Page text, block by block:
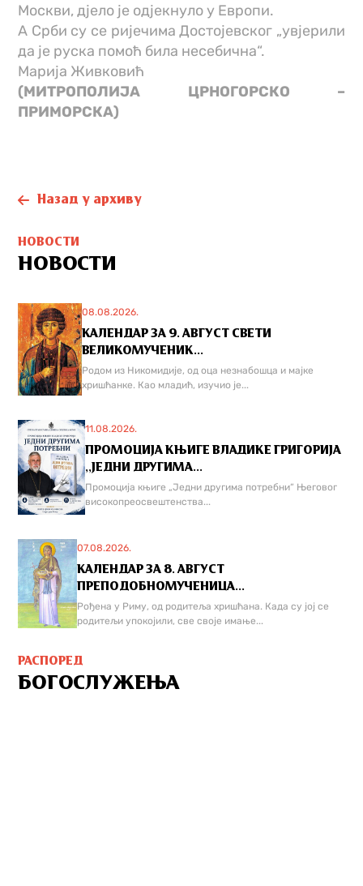
Москви, дјело је одјекнуло у Европи.
А Срби су се ријечима Достојевског „увјерили
да је руска помоћ била несебична“.
Марија Живковић
(МИТРОПОЛИЈА ЦРНОГОРСКО –
ПРИМОРСКА)
Назад у архиву
НОВОСТИ
НОВОСТИ
08.08.2026.
КАЛЕНДАР ЗА 9. АВГУСТ СВЕТИ
ВЕЛИКОМУЧЕНИК...
Родом из Никомидије, од оца незнабошца и мајке
хришћанке. Као младић, изучио је...
11.08.2026.
ПРОМОЦИЈА КЊИГЕ ВЛАДИКЕ ГРИГОРИЈА
,,ЈЕДНИ ДРУГИМА...
Промоција књиге „Једни другима потребни“ Његовог
високопреосвештенства...
07.08.2026.
КАЛЕНДАР ЗА 8. АВГУСТ
ПРЕПОДОБНОМУЧЕНИЦА...
Рођена у Риму, од родитеља хришћана. Када су јој се
родитељи упокојили, све своје имање...
РАСПОРЕД
БОГОСЛУЖЕЊА